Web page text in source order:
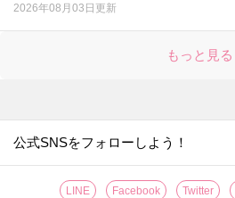
2026年08月03日更新
もっと見る
公式SNSをフォローしよう！
LINE Facebook Twitter